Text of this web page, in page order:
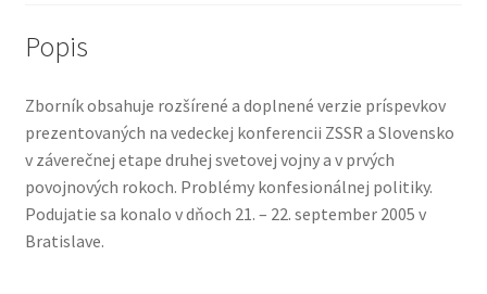
Popis
Zborník obsahuje rozšírené a doplnené verzie príspevkov
prezentovaných na vedeckej konferencii ZSSR a Slovensko
v záverečnej etape druhej svetovej vojny a v prvých
povojnových rokoch. Problémy konfesionálnej politiky.
Podujatie sa konalo v dňoch 21. – 22. september 2005 v
Bratislave.